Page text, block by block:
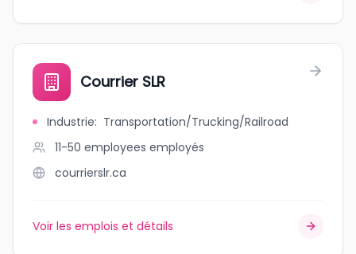
Courrier SLR
Industrie: Transportation/Trucking/Railroad
11-50 employees employés
courrierslr.ca
Voir les emplois et détails